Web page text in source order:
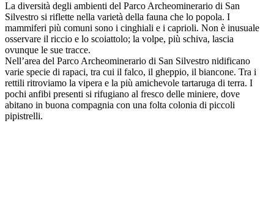
La diversità degli ambienti del Parco Archeominerario di San
Silvestro si riflette nella varietà della fauna che lo popola. I
mammiferi più comuni sono i cinghiali e i caprioli. Non è inusuale
osservare il riccio e lo scoiattolo; la volpe, più schiva, lascia
ovunque le sue tracce.
Nell’area del Parco Archeominerario di San Silvestro nidificano
varie specie di rapaci, tra cui il falco, il gheppio, il biancone. Tra i
rettili ritroviamo la vipera e la più amichevole tartaruga di terra. I
pochi anfibi presenti si rifugiano al fresco delle miniere, dove
abitano in buona compagnia con una folta colonia di piccoli
pipistrelli.